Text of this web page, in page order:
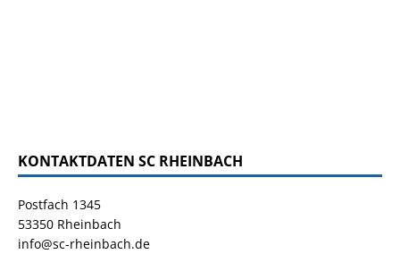
KONTAKTDATEN SC RHEINBACH
Postfach 1345
53350 Rheinbach
info@sc-rheinbach.de